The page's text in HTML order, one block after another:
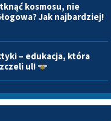
kosmosu, nie
Jak najbardziej!
– edukacja, która
ul!